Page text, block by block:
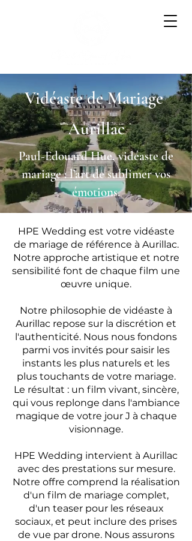
Vidéaste de Mariage
Aurillac
Paul-Edouard Hue, vidéaste de
mariage : l’art de sublimer vos
émotions.
HPE Wedding est votre vidéaste
de mariage de référence à Aurillac.
Notre approche artistique et notre
sensibilité font de chaque film une
œuvre unique.
Notre philosophie de vidéaste à
Aurillac repose sur la discrétion et
l'authenticité. Nous nous fondons
parmi vos invités pour saisir les
instants les plus naturels et les
plus touchants de votre mariage.
Le résultat : un film vivant, sincère,
qui vous replonge dans l'ambiance
magique de votre jour J à chaque
visionnage.
HPE Wedding intervient à Aurillac
avec des prestations sur mesure.
Notre offre comprend la réalisation
d'un film de mariage complet,
d'un teaser pour les réseaux
sociaux, et peut inclure des prises
de vue par drone. Nous assurons